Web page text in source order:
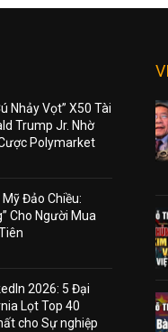
Nhảy Vọt” X50 Tài
Trump Jr. Nhờ
Polymarket
Đảo Chiều:
Cho Người Mua
2026: 5 Đại
Lọt Top 40
cho Sự nghiệp